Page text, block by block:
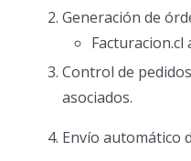
Generación de
Control de
asociados.
Envío automático